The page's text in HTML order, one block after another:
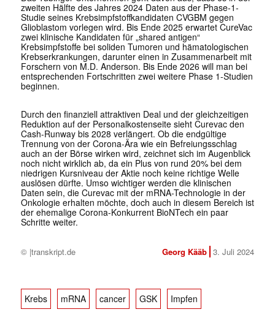
zweiten Hälfte des Jahres 2024 Daten aus der Phase-1-
Studie seines Krebsimpfstoffkandidaten CVGBM gegen
Glioblastom vorlegen wird. Bis Ende 2025 erwartet CureVac
zwei klinische Kandidaten für „shared antigen“
Krebsimpfstoffe bei soliden Tumoren und hämatologischen
Krebserkrankungen, darunter einen in Zusammenarbeit mit
Forschern von M.D. Anderson. Bis Ende 2026 will man bei
entsprechenden Fortschritten zwei weitere Phase 1-Studien
beginnen.
Durch den finanziell attraktiven Deal und der gleichzeitigen
Reduktion auf der Personalkostenseite sieht Curevac den
Cash-Runway bis 2028 verlängert. Ob die endgültige
Trennung von der Corona-Ära wie ein Befreiungsschlag
auch an der Börse wirken wird, zeichnet sich im Augenblick
noch nicht wirklich ab, da ein Plus von rund 20% bei dem
niedrigen Kursniveau der Aktie noch keine richtige Welle
auslösen dürfte. Umso wichtiger werden die klinischen
Daten sein, die Curevac mit der mRNA-Technologie in der
Onkologie erhalten möchte, doch auch in diesem Bereich ist
der ehemalige Corona-Konkurrent BioNTech ein paar
Schritte weiter.
© |transkript.de Georg Kääb 3. Juli 2024
Krebs mRNA cancer GSK Impfen